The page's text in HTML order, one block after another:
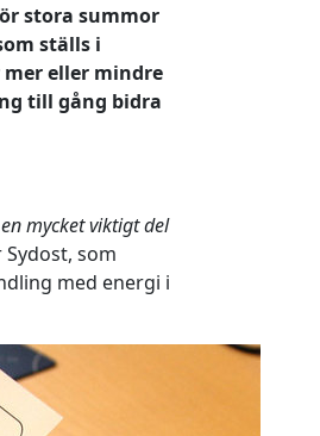
stora summor
ställs i
eller mindre
till gång bidra
mycket viktigt del
som
med energi i